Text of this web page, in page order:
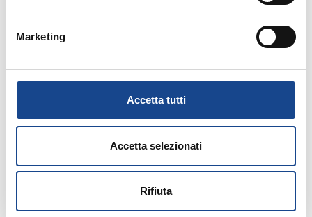
Marketing
Accetta tutti
Accetta selezionati
Rifiuta
Seminario di aggiornamento professionale
16/09/26 - XVI Convegno Regionale Piemonte